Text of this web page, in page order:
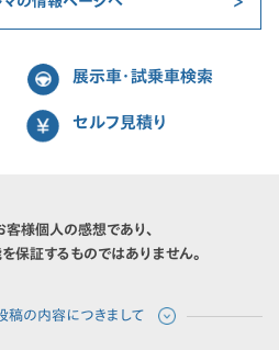
展示車・試乗車検索
セルフ見積り
客様個人の感想であり、
保証するものではありません。